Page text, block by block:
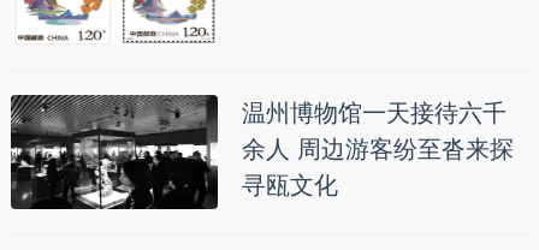
温州博物馆一天接待六千
余人 周边游客纷至沓来探
寻瓯文化